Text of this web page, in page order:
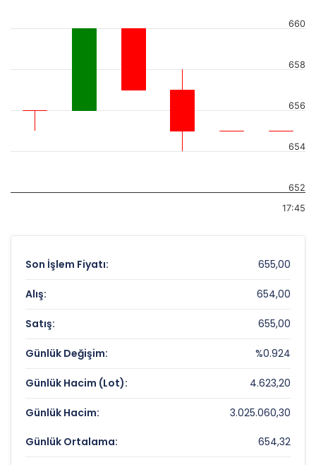
17:45
652
654
656
658
660
Son İşlem Fiyatı: 655,00
Alış: 654,00
Satış: 655,00
Günlük Değişim: %0.924
Günlük Hacim (Lot): 4.623,20
Günlük Hacim: 3.025.060,30
Günlük Ortalama: 654,32